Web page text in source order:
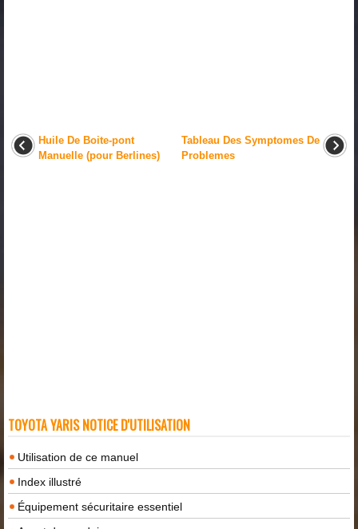
Huile De Boite-pont
Manuelle (pour Berlines)
Tableau Des Symptomes De
Problemes
TOYOTA YARIS NOTICE D'UTILISATION
Utilisation de ce manuel
Index illustré
Équipement sécuritaire essentiel